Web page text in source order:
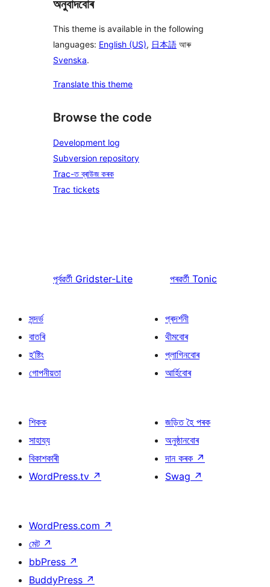
অনুবাদবোৰ
This theme is available in the following
languages: English (US), 日本語 আৰু
Svenska.
Translate this theme
Browse the code
Development log
Subversion repository
Trac-ত ব্ৰাউজ কৰক
Trac tickets
পূৰ্বৱৰ্তী Gridster-Lite পৰৱৰ্তী Tonic
সন্দৰ্ভ
বাতৰি
হ’ষ্টিং
গোপনীয়তা
প্ৰদৰ্শনী
থীমবোৰ
প্লাগিনবোৰ
আৰ্হিবোৰ
শিকক
সাহায্য
বিকাশকাৰী
WordPress.tv ↗
জড়িত হৈ পৰক
অনুষ্ঠানবোৰ
দান কৰক ↗
Swag ↗
WordPress.com ↗
মেট ↗
bbPress ↗
BuddyPress ↗